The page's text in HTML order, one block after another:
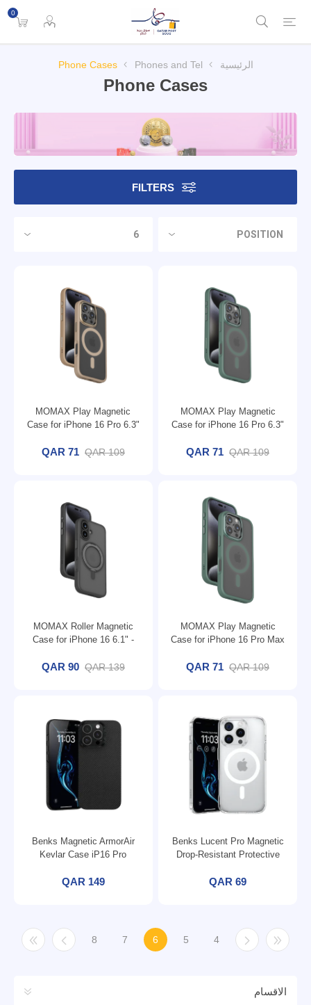
0
الرئيسية Phones and Tel
Phone Cases
Phone Cases
FILTERS
MOMAX Play Magnetic
Case for iPhone 16 Pro 6.3"
QAR 109
QAR 71
MOMAX Play Magnetic
Case for iPhone 16 Pro 6.3"
QAR 109
QAR 71
MOMAX Play Magnetic
Case for iPhone 16 Pro Max
QAR 109
QAR 71
MOMAX Roller Magnetic
Case for iPhone 16 6.1" -
QAR 139
QAR 90
Benks Lucent Pro Magnetic
Drop-Resistant Protective
Transparent
QAR 69
Benks Magnetic ArmorAir
Kevlar Case iP16 Pro
QAR 149
4
5
6
7
8
الاقسام